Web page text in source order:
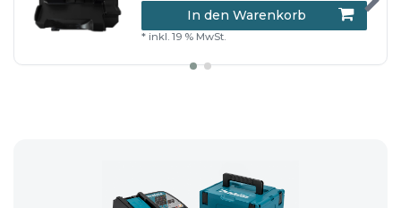
In den Warenkorb
* inkl. 19 % MwSt.